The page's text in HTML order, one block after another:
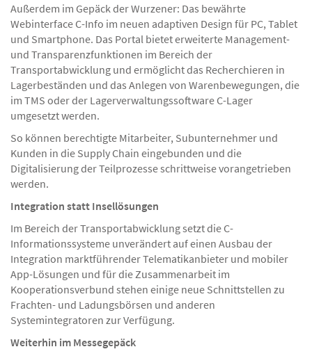
Außerdem im Gepäck der Wurzener: Das bewährte
Webinterface C-Info im neuen adaptiven Design für PC, Tablet
und Smartphone. Das Portal bietet erweiterte Management-
und Transparenzfunktionen im Bereich der
Transportabwicklung und ermöglicht das Recherchieren in
Lagerbeständen und das Anlegen von Warenbewegungen, die
im TMS oder der Lagerverwaltungssoftware C-Lager
umgesetzt werden.
So können berechtigte Mitarbeiter, Subunternehmer und
Kunden in die Supply Chain eingebunden und die
Digitalisierung der Teilprozesse schrittweise vorangetrieben
werden.
Integration statt Insellösungen
Im Bereich der Transportabwicklung setzt die C-
Informationssysteme unverändert auf einen Ausbau der
Integration marktführender Telematikanbieter und mobiler
App-Lösungen und für die Zusammenarbeit im
Kooperationsverbund stehen einige neue Schnittstellen zu
Frachten- und Ladungsbörsen und anderen
Systemintegratoren zur Verfügung.
Weiterhin im Messegepäck